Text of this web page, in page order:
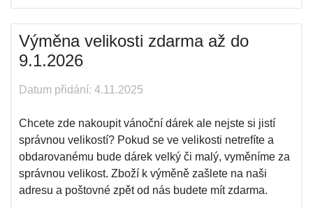
Výměna velikosti zdarma až do
9.1.2026
Datum přidání: 4.11.2025
Chcete zde nakoupit vánoční dárek ale nejste si jistí
správnou velikostí? Pokud se ve velikosti netrefíte a
obdarovanému bude dárek velký či malý, vyměníme za
správnou velikost. Zboží k výměně zašlete na naši
adresu a poštovné zpět od nás budete mít zdarma.